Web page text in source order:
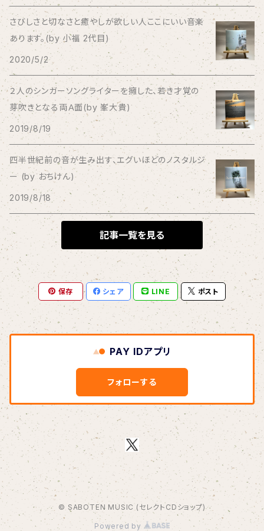
Bad Operation
Bagus!
BBBBBBB
The BEG
The Beths
THE BLACK SHANSONS
BLONDnewHALF
Blondy
BOAR HUNTER
bud&harbor
Bulbs Of Passion
B玉
Calme Adiction
CANDY
CHIKIMARCH
さびしさと切なさと癒やしが欲しい人ここにいい音楽
あります。(by 小福 2代目)
2020/5/2
２人のシンガーソングライターを擁した、若き才覚の
芽吹きとなる両Ａ面(by 峯大貴)
2019/8/19
四半世紀前の音が生み出す、エグいほどのノスタルジ
ー (by おちけん)
2019/8/18
記事一覧を見る
保存 シェア LINE ポスト
PAY IDアプリ
フォローする
© SABOTEN MUSIC (セレクトCDショップ)
Powered by